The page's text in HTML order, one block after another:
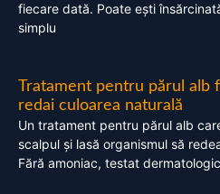
fiecare dată. Poate ești
simplu
Tratament pentru părul alb
redai culoarea naturală
Un tratament pentru părul alb
scalpul și lasă organismul să
Fără amoniac, testat